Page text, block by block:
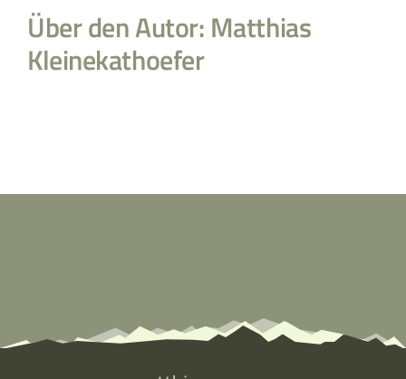
Über den Autor:Matthias
Kleinekathoefer